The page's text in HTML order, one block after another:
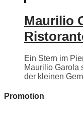
Maurilio
Ein Stern im
Maurilio Garola
der kleinen
Promotion